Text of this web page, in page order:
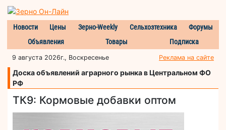
Новости Цены Зерно-Weekly Сельхозтехника
Форумы
Объявления
Товары Подписка
9 августа 2026г., Воскресенье Реклама на сайте
Доска объявлений аграрного рынка в Центральном ФО
РФ
ТК9: Кормовые добавки оптом